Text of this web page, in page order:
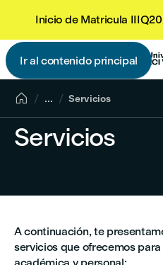
Inicio de Matricula
Ir al contenido principal

 ... Servicios
Servicios
A continuación, te
servicios que ofrecemos